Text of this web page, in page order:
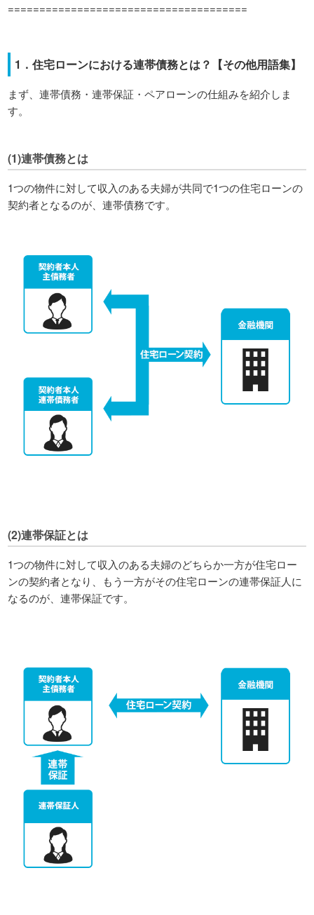
======================================
1．住宅ローンにおける連帯債務とは？【その他用語集】
まず、連帯債務・連帯保証・ペアローンの仕組みを紹介しま
す。
(1)連帯債務とは
1つの物件に対して収入のある夫婦が共同で1つの住宅ローンの
契約者となるのが、連帯債務です。
(2)連帯保証とは
1つの物件に対して収入のある夫婦のどちらか一方が住宅ロー
ンの契約者となり、もう一方がその住宅ローンの連帯保証人に
なるのが、連帯保証です。